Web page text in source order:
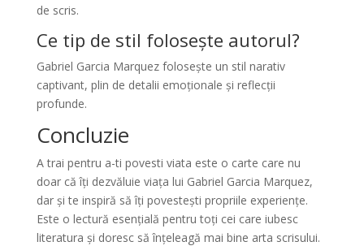
de scris.
Ce tip de stil folosește autorul?
Gabriel Garcia Marquez folosește un stil narativ
captivant, plin de detalii emoționale și reflecții
profunde.
Concluzie
A trai pentru a-ti povesti viata este o carte care nu
doar că îți dezvăluie viața lui Gabriel Garcia Marquez,
dar și te inspiră să îți povestești propriile experiențe.
Este o lectură esențială pentru toți cei care iubesc
literatura și doresc să înțeleagă mai bine arta scrisului.